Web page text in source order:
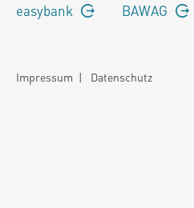
easybank BAWAG
Impressum | Datenschutz